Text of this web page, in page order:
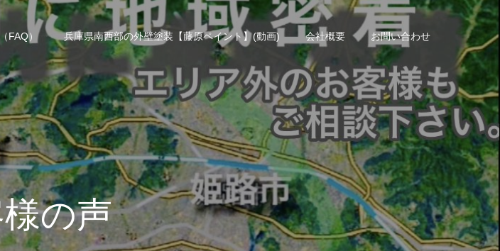
FAQ） 兵庫県南西部の外壁塗装【藤原ペイント】(動画) 会社概要 お問い合わせ
の声